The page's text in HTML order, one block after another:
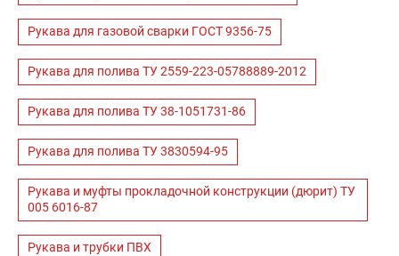
Рукава для газовой сварки ГОСТ 9356-75
Рукава для полива ТУ 2559-223-05788889-2012
Рукава для полива ТУ 38-1051731-86
Рукава для полива ТУ 3830594-95
Рукава и муфты прокладочной конструкции (дюрит) ТУ
005 6016-87
Рукава и трубки ПВХ